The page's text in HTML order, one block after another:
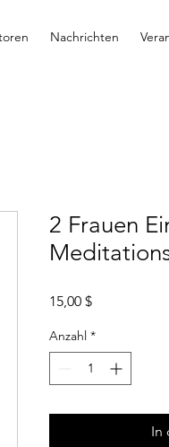
Nachrichten
2 Frauen
15,00 $Preis
Anzahl *
In